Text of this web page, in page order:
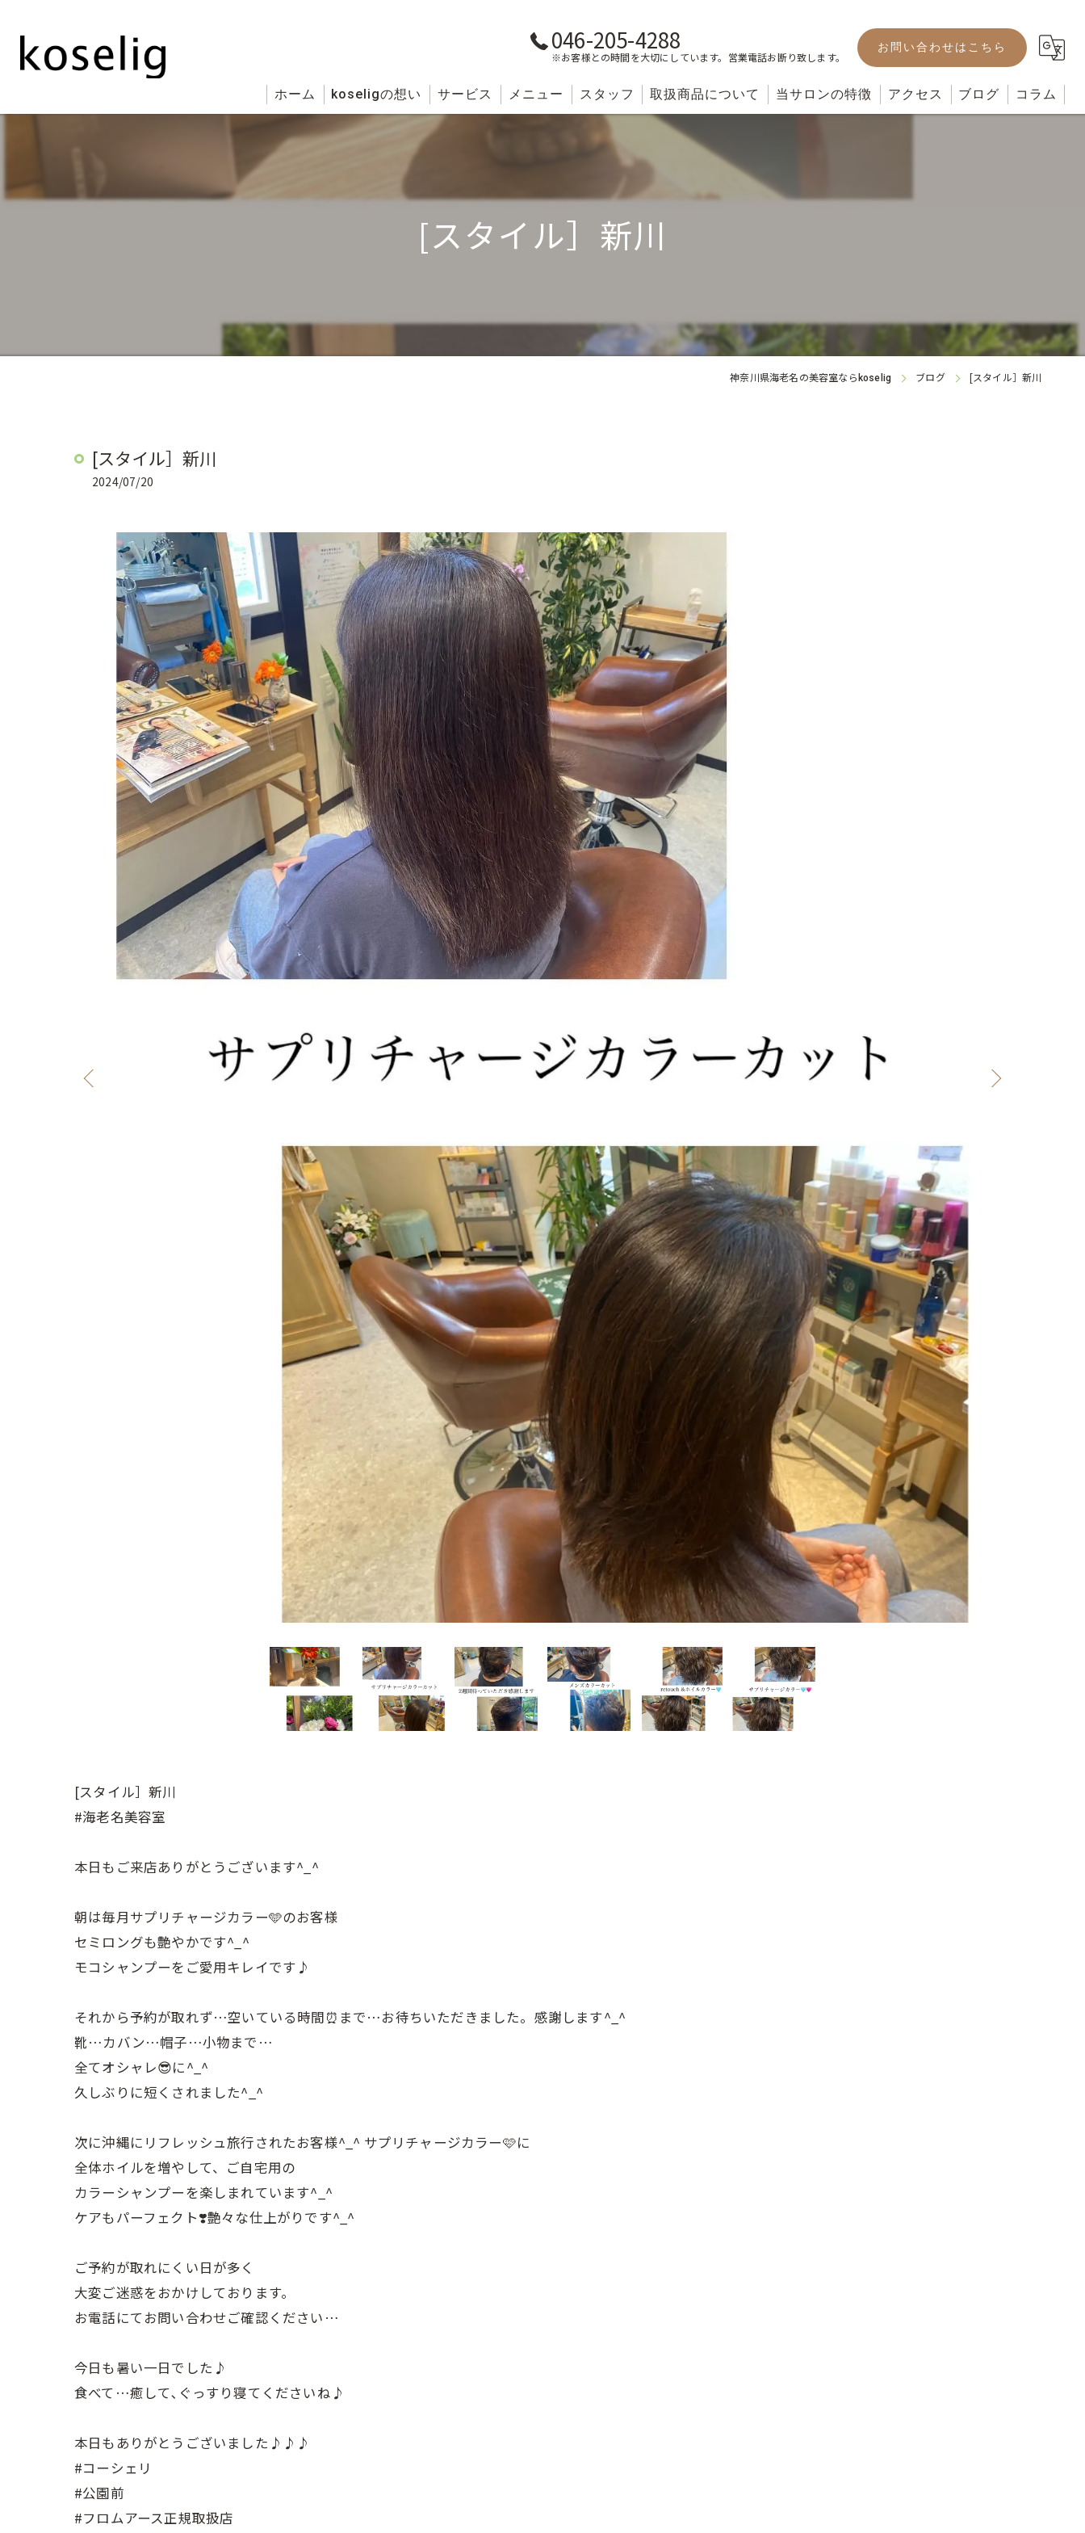
046-205-4288
※お客様との時間を大切にしています。営業電話お断り致します。
お問い合わせはこちら
ホーム koseligの想い サービス メニュー スタッフ 取扱商品について 当サロンの特徴 アクセス ブログ コラム
[スタイル］新川
神奈川県海老名の美容室なら koselig ブログ [スタイル］新川
[スタイル］新川
2024/07/20
[スタイル］新川
#海老名美容室
本日もご来店ありがとうございます^_^
朝は毎月サプリチャージカラー🩵のお客様
セミロングも艶やかです^_^
モコシャンプーをご愛用キレイです♪
それから予約が取れず…空いている時間⏰まで…お待ちいただきました。感謝します^_^
靴…カバン…帽子…小物まで…
全てオシャレ😎に^_^
久しぶりに短くされました^_^
次に沖縄にリフレッシュ旅行されたお客様^_^ サプリチャージカラー🩷に
全体ホイルを増やして、ご自宅用の
カラーシャンプーを楽しまれています^_^
ケアもパーフェクト❣️艶々な仕上がりです^_^
ご予約が取れにくい日が多く
大変ご迷惑をおかけしております。
お電話にてお問い合わせご確認ください…
今日も暑い一日でした♪
食べて…癒して､ぐっすり寝てくださいね♪
本日もありがとうございました♪♪♪
#コーシェリ
#公園前
#フロムアース正規取扱店